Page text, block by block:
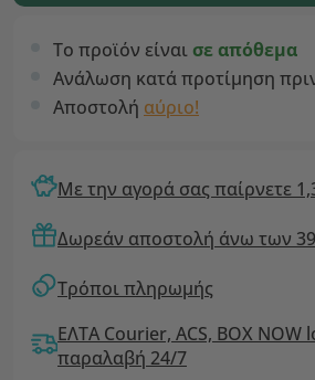
Το προϊόν είναι σε απόθεμα
Ανάλωση κατά προτίμηση
Αποστολή αύριο!
Με την αγορά σας παίρνετε
Δωρεάν αποστολή άνω των
Τρόποι πληρωμής
ΕΛΤΑ Courier, ACS, BOX
παραλαβή 24/7